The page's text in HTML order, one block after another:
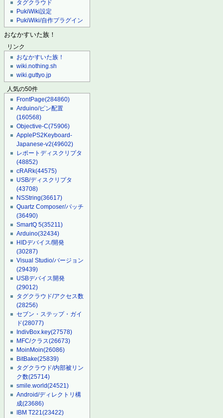
タグクラウド
PukiWiki設定
PukiWiki/自作プラグイン
おなかすいた族！
リンク
おなかすいた族！
wiki.nothing.sh
wiki.guttyo.jp
人気の50件
FrontPage(284860)
Arduino/ピン配置
(160568)
Objective-C(75906)
ApplePS2Keyboard-
Japanese-v2(49602)
レポートディスクリプタ
(48852)
cRARk(44575)
USB/ディスクリプタ
(43708)
NSString(36617)
Quartz Composer/パッチ
(36490)
SmartQ 5(35211)
Arduino(32434)
HIDデバイス/開発
(30287)
Visual Studio/バージョン
(29439)
USBデバイス開発
(29012)
タグクラウド/アクセス数
(28256)
セブン・ステップ・ガイ
ド(28077)
IndivBox.key(27578)
MFC/クラス(26673)
MoinMoin(26086)
BitBake(25839)
タグクラウド/内部被リン
ク数(25714)
smile.world(24521)
Android/ディレクトリ構
成(23686)
IBM T221(23422)